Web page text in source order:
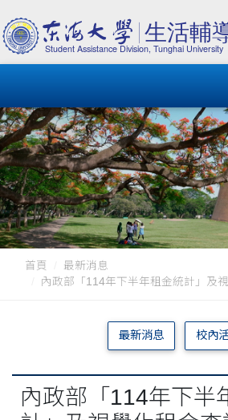
首頁
最新消息
內政部「114年下半年租金統計」及
最新消息 校內
內政部「114年下半